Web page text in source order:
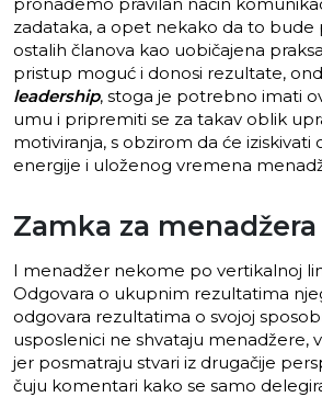
zadataka, a opet nekako da to bude
ostalih članova kao uobičajena
pristup moguć i donosi rezultate,
leadership, stoga je potrebno imati
umu i pripremiti se za takav oblik
motiviranja, s obzirom da će
energije i uloženog vremena
Zamka za menadžera
I menadžer nekome po vertikalnoj
Odgovara o ukupnim rezultatima
odgovara rezultatima o svojoj
usposlenici ne shvataju menadžere,
jer posmatraju stvari iz drugačije
čuju komentari kako se samo